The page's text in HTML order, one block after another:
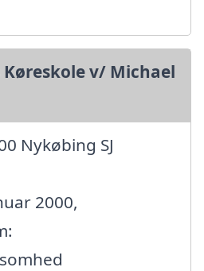
v/ Michael
Nykøbing SJ
2000,